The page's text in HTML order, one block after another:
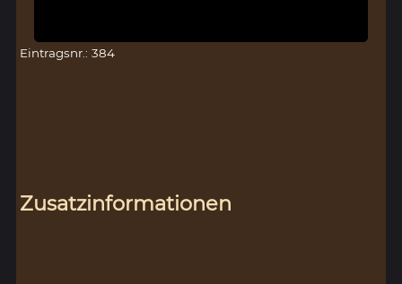
Eintragsnr.: 384
Zusatzinformationen